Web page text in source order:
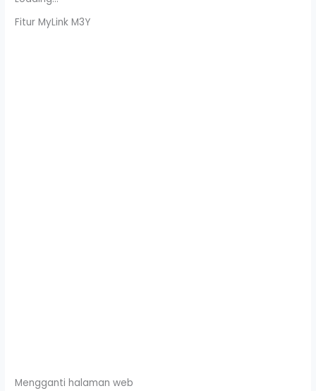
Fitur MyLink M3Y
Mengganti halaman web